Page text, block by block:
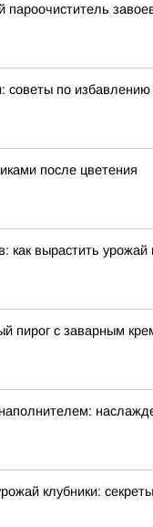
пароочиститель
советы по избавлению
после цветения
как вырастить
пирог с заварным
клубники: